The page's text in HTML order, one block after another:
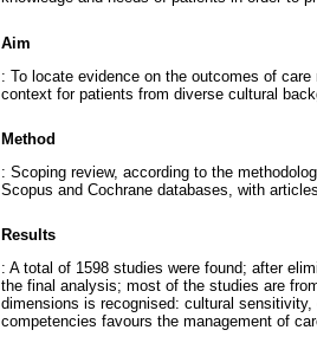
Aim
: To locate evidence on the outcomes of
context for patients from diverse cultural
Method
: Scoping review, according to the
Scopus and Cochrane databases, with
Results
: A total of 1598 studies were found; after
the final analysis; most of the studies are
dimensions is recognised: cultural
competencies favours the management of